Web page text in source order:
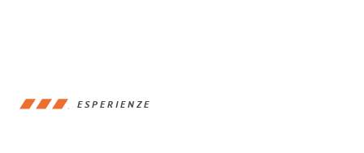
ESPERIENZE